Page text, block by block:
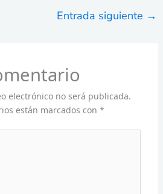
Entrada siguiente →
electrónico no será publicada.
están marcados con *